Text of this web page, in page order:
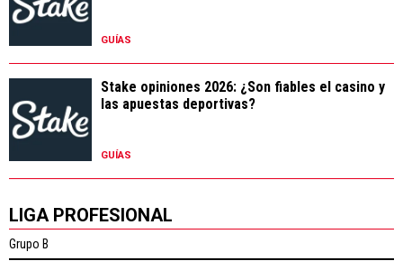
GUÍAS
Stake opiniones 2026: ¿Son fiables el casino y
las apuestas deportivas?
GUÍAS
LIGA PROFESIONAL